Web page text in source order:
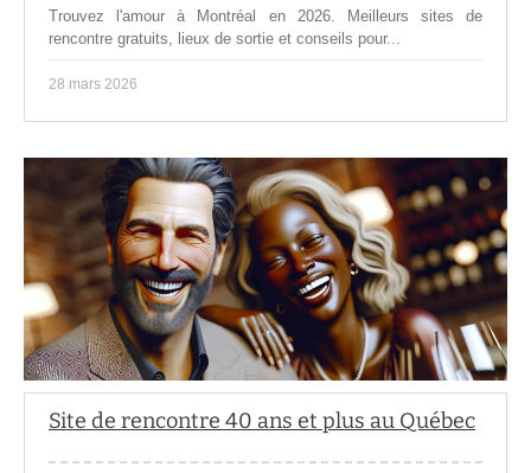
Trouvez l'amour à Montréal en 2026. Meilleurs sites de
rencontre gratuits, lieux de sortie et conseils pour...
28 mars 2026
Site de rencontre 40 ans et plus au Québec